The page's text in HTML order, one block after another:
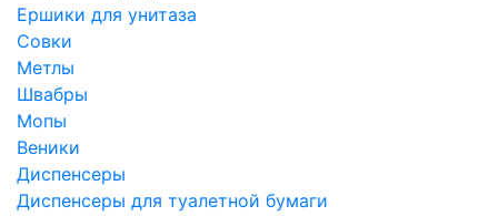
Ершики для унитаза
Совки
Метлы
Швабры
Мопы
Веники
Диспенсеры
Диспенсеры для туалетной бумаги